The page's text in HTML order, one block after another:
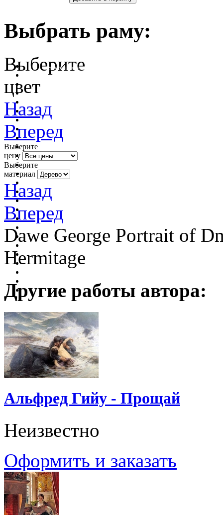
Выбрать раму:
очистить фильтр цвета
Выберите
цвет
Назад
Вперед
Выберите
цену
Выберите
материал
Назад
Вперед
Dawe George Portrait of
Hermitage
Другие работы автора:
Альфред Гийу - Прощай
Неизвестно
Оформить и заказать